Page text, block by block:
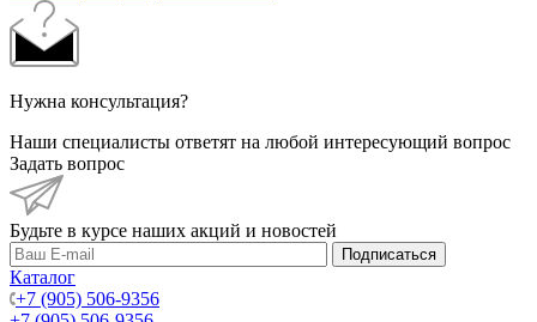
Нужна консультация?
Наши специалисты ответят на любой интересующий вопрос
Задать вопрос
Будьте в курсе наших акций и новостей
Подписаться
Каталог
+7 (905) 506-9356